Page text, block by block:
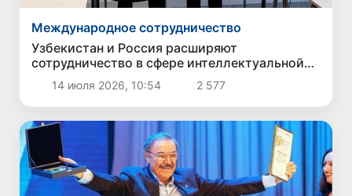
Международное сотрудничество
Узбекистан и Россия расширяют
сотрудничество в сфере интеллектуальной
собственности
14 июля 2026, 10:54 2 577